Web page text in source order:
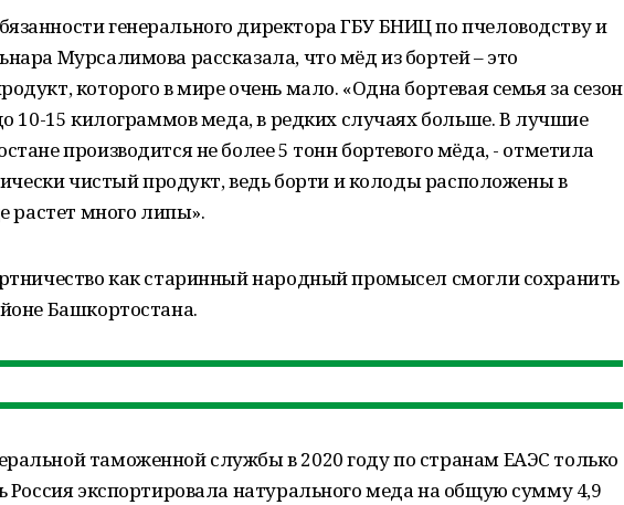
генерального директора ГБУ БНИЦ по пчеловодству и
Мурсалимова рассказала, что мёд из бортей – это
которого в мире очень мало. «Одна бортевая семья за сезон
10-15 килограммов меда, в редких случаях больше. В лучшие
производится не более 5 тонн бортевого мёда, - отметила
чистый продукт, ведь борти и колоды расположены в
растет много липы».
как старинный народный промысел смогли сохранить
Башкортостана.
таможенной службы в 2020 году по странам ЕАЭС только
Россия экспортировала натурального меда на общую сумму 4,9